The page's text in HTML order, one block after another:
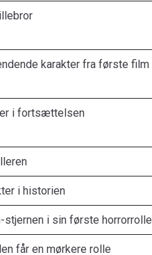
karakter fra første film
i fortsættelsen
i historien
stjernen i sin første horrorrolle
får en mørkere rolle